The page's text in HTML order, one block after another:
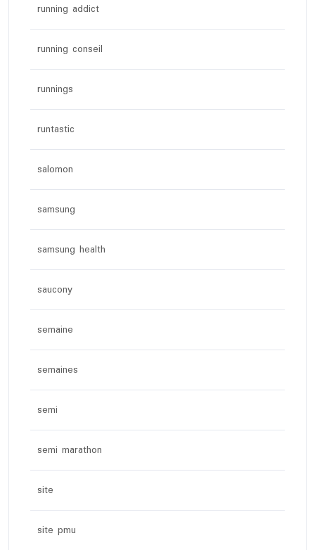
running addict
running conseil
runnings
runtastic
salomon
samsung
samsung health
saucony
semaine
semaines
semi
semi marathon
site
site pmu